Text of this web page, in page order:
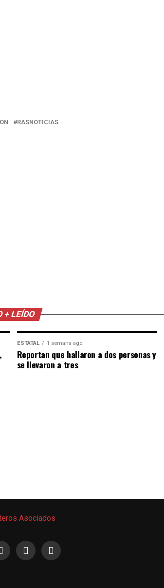
RASNOTICIAS
+ LEÍDO
ESTATAL 1 semana ago
Reportan que hallaron a dos personas y
se llevaron a tres